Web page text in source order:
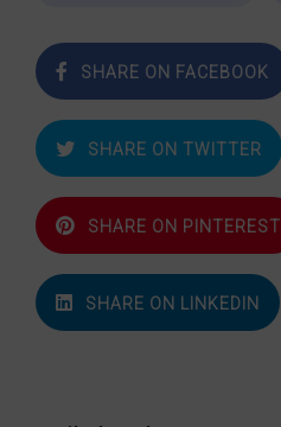
SHARE ON FACEBOOK
SHARE ON TWITTER
SHARE ON PINTEREST
SHARE ON LINKEDIN